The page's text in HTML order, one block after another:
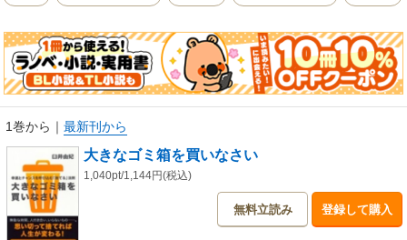
1巻から ｜ 最新刊から
大きなゴミ箱を買いなさい
1,040pt/1,144円(税込)
無料立読み 登録して購入